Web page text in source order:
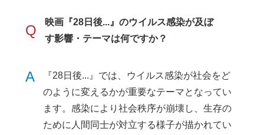
Q
映画『28日後...』のウイルス感染が及ぼ
す影響・テーマは何ですか？
A
『28日後...』では、ウイルス感染が社会をど
のように変えるかが重要なテーマとなってい
ます。感染により社会秩序が崩壊し、生存の
ために人間同士が対立する様子が描かれてい